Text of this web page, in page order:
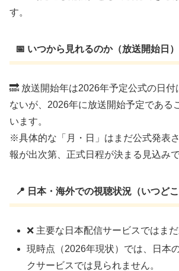
す。
📅 いつから見れるのか（放送開始日）
🔜 放送開始年は2026年予定公式の日付
ないが、2026年に放送開始予定である
います。
※具体的な「月・日」はまだ公式発表
報が出次第、正式日程が決まる見込みで
📍 日本・海外での視聴状況（いつどこ
❌ 主要な日本配信サービスではま
現時点（2026年現状）では、日本
クサービスでは見られません。